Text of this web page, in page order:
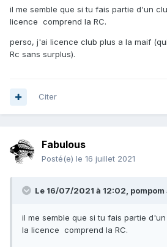
vos retours.
il me semble que si tu fais partie d'un
licence comprend la RC.
perso, j'ai licence club plus a la maif
Rc sans surplus).
Citer
Fabulous
Posté(e) le 16 juillet 2021
Le 16/07/2021 à 12:02, pompom
il me semble que si tu fais partie
la licence comprend la RC.